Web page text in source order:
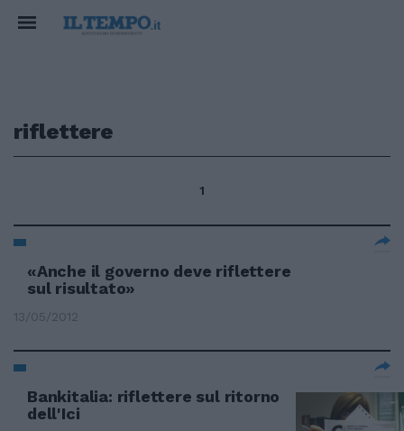
riflettere
1
«Anche il governo deve riflettere
sul risultato»
13/05/2012
Bankitalia: riflettere sul ritorno
dell'Ici